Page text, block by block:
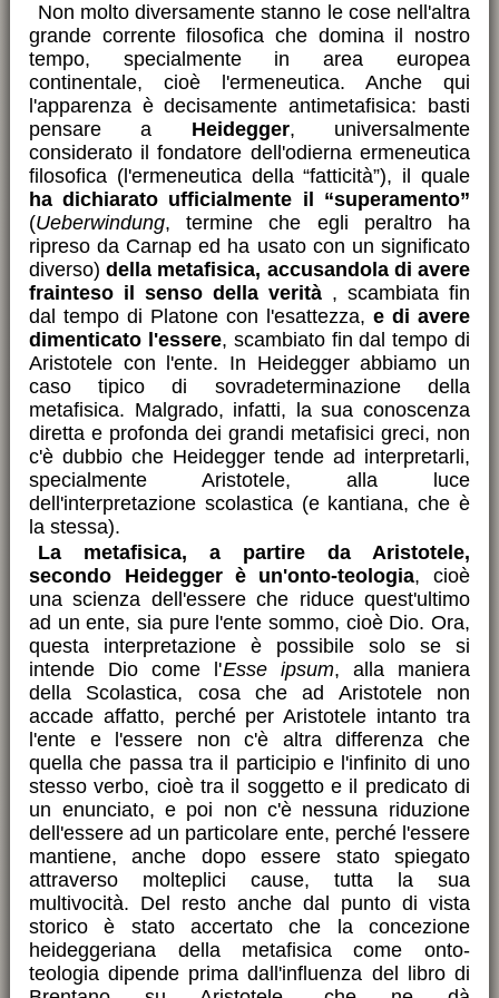
Non molto diversamente stanno le cose nell'altra
grande corrente filosofica che domina il nostro
tempo, specialmente in area europea
continentale, cioè l'ermeneutica. Anche qui
l'apparenza è decisamente antimetafisica: basti
pensare a Heidegger, universalmente
considerato il fondatore dell'odierna ermeneutica
filosofica (l'ermeneutica della “fatticità”), il quale
ha dichiarato ufficialmente il “superamento”
(Ueberwindung, termine che egli peraltro ha
ripreso da Carnap ed ha usato con un significato
diverso)della metafisica, accusandola di avere
frainteso il senso della verità, scambiata fin
dal tempo di Platone con l'esattezza, e di avere
dimenticato l'essere, scambiato fin dal tempo di
Aristotele con l'ente. In Heidegger abbiamo un
caso tipico di sovradeterminazione della
metafisica. Malgrado, infatti, la sua conoscenza
diretta e profonda dei grandi metafisici greci, non
c'è dubbio che Heidegger tende ad interpretarli,
specialmente Aristotele, alla luce
dell'interpretazione scolastica (e kantiana, che è
la stessa).
La metafisica, a partire da Aristotele,
secondo Heidegger è un'onto-teologia, cioè
una scienza dell'essere che riduce quest'ultimo
ad un ente, sia pure l'ente sommo, cioè Dio. Ora,
questa interpretazione è possibile solo se si
intende Dio come l'Esse ipsum, alla maniera
della Scolastica, cosa che ad Aristotele non
accade affatto, perché per Aristotele intanto tra
l'ente e l'essere non c'è altra differenza che
quella che passa tra il participio e l'infinito di uno
stesso verbo, cioè tra il soggetto e il predicato di
un enunciato, e poi non c'è nessuna riduzione
dell'essere ad un particolare ente, perché l'essere
mantiene, anche dopo essere stato spiegato
attraverso molteplici cause, tutta la sua
multivocità. Del resto anche dal punto di vista
storico è stato accertato che la concezione
heideggeriana della metafisica come onto-
teologia dipende prima dall'influenza del libro di